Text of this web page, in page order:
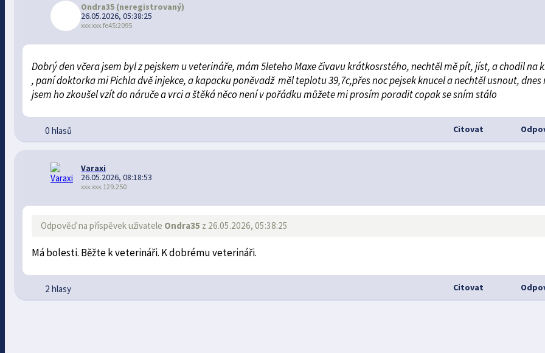
Ondra35 (neregistrovaný)
26.05.2026, 05:38:25
xxx:xxx.fe45:2095
Dobrý den včera jsem byl z pejskem u veterináře, mám 5leteho Maxe čivavu krátkosrstého, nechtěl mě pít, jíst, a chodil na
, paní doktorka mi Pichla dvě injekce, a kapacku poněvadž měl teplotu 39,7c,přes noc pejsek knucel a nechtěl usnout, dnes
jsem ho zkoušel vzít do náruče a vrci a štěká něco není v pořádku můžete mi prosím poradit copak se sním stálo
0 hlasů Citovat
Varaxi
26.05.2026, 08:18:53
xxx.xxx.129.250
Odpověď na příspěvek uživatele Ondra35 z 26.05.2026, 05:38:25
Má bolesti. Běžte k veterináři. K dobrému veterináři.
2 hlasy Citovat